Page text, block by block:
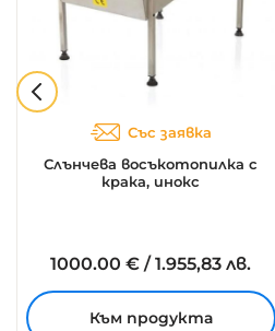
Със заявка
Слънчева восъкотопилка с
крака, инокс
1000.00 € /1.955,83 лв.
Към продукта